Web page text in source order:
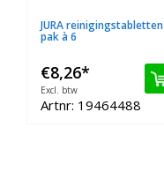
JURA reinigingstabletten
pak à 6
€8,26*
Excl. btw
Artnr: 19464488